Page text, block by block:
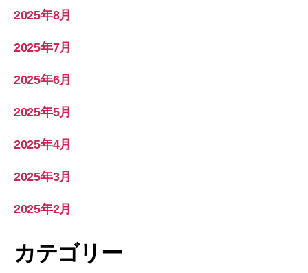
2025年8月
2025年7月
2025年6月
2025年5月
2025年4月
2025年3月
2025年2月
カテゴリー